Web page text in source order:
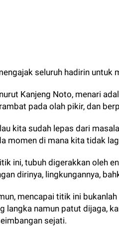
seluruh hadirin untuk
Kanjeng Noto, menari
pada olah pikir, dan
kita sudah lepas dari
momen di mana kita tidak
ini, tubuh digerakkan oleh
dirinya, lingkungannya,
mencapai titik ini
langka namun patut dijaga,
sejati.